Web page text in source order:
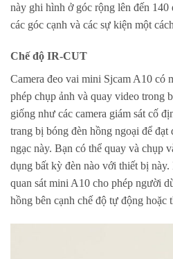
này ghi hình ở góc rộng lên đến 140
các góc cạnh và các sự kiện một
Chế độ IR-CUT
Camera đeo vai mini Sjcam A10 có
phép chụp ảnh và quay video trong
giống như các camera giám sát cố
trang bị bóng đèn hồng ngoại để
ngạc này. Bạn có thể quay và chụp
dụng bất kỳ đèn nào với thiết bị
quan sát mini A10 cho phép người
hồng bên cạnh chế độ tự động hoặc